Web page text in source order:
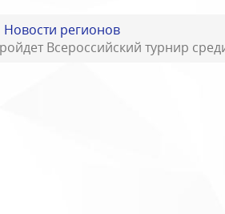
Новости регионов
Всероссийский турнир